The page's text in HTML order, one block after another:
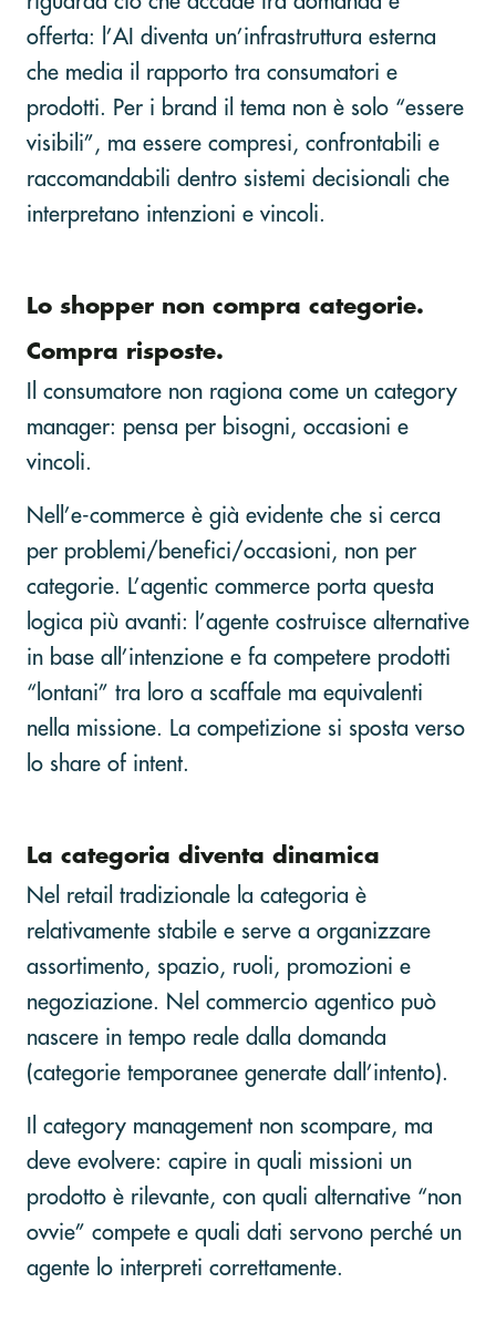
offerta: l’AI diventa un’infrastruttura esterna
che media il rapporto tra consumatori e
prodotti. Per i brand il tema non è solo “essere
visibili”, ma essere compresi, confrontabili e
raccomandabili dentro sistemi decisionali che
interpretano intenzioni e vincoli.
Lo shopper non compra categorie.
Compra risposte.
Il consumatore non ragiona come un category
manager: pensa per bisogni, occasioni e
vincoli.
Nell’e-commerce è già evidente che si cerca
per problemi/benefici/occasioni, non per
categorie. L’agentic commerce porta questa
logica più avanti: l’agente costruisce alternative
in base all’intenzione e fa competere prodotti
“lontani” tra loro a scaffale ma equivalenti
nella missione. La competizione si sposta verso
lo share of intent.
La categoria diventa dinamica
Nel retail tradizionale la categoria è
relativamente stabile e serve a organizzare
assortimento, spazio, ruoli, promozioni e
negoziazione. Nel commercio agentico può
nascere in tempo reale dalla domanda
(categorie temporanee generate dall’intento).
Il category management non scompare, ma
deve evolvere: capire in quali missioni un
prodotto è rilevante, con quali alternative “non
ovvie” compete e quali dati servono perché un
agente lo interpreti correttamente.